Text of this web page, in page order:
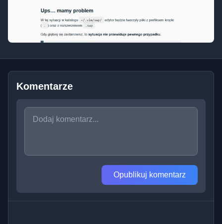
Komentarze
Opublikuj komentarz